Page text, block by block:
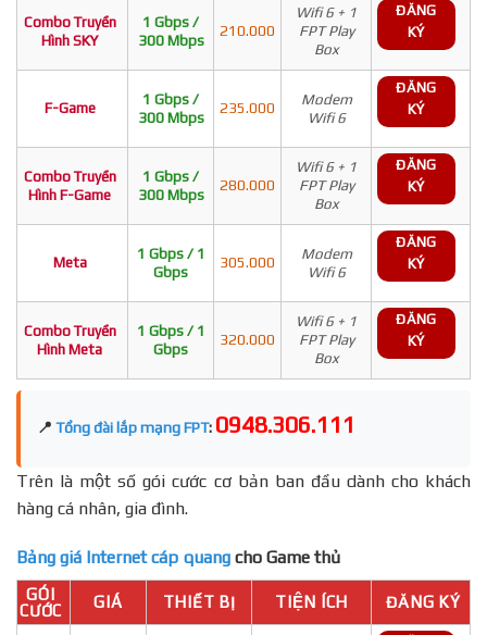
Combo Truyền
Hình SKY
1 Gbps /
300 Mbps
210.000
Wifi 6 + 1
FPT Play
Box
ĐĂNG
KÝ
F-Game
1 Gbps /
300 Mbps
235.000
Modem
Wifi 6
ĐĂNG
KÝ
Combo Truyền
Hình F-Game
1 Gbps /
300 Mbps
280.000
Wifi 6 + 1
FPT Play
Box
ĐĂNG
KÝ
Meta
1 Gbps / 1
Gbps
305.000
Modem
Wifi 6
ĐĂNG
KÝ
Combo Truyền
Hình Meta
1 Gbps / 1
Gbps
320.000
Wifi 6 + 1
FPT Play
Box
ĐĂNG
KÝ
📍 Tổng đài lắp mạng FPT: 0948.306.111
Trên là một số gói cước cơ bản ban đầu dành cho khách
hàng cá nhân, gia đình.
Bảng giá Internet cáp quang cho Game thủ
GÓI
CƯỚC
GIÁ THIẾT BỊ TIỆN ÍCH ĐĂNG KÝ